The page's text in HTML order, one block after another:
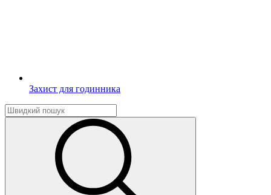
Захист для годинника